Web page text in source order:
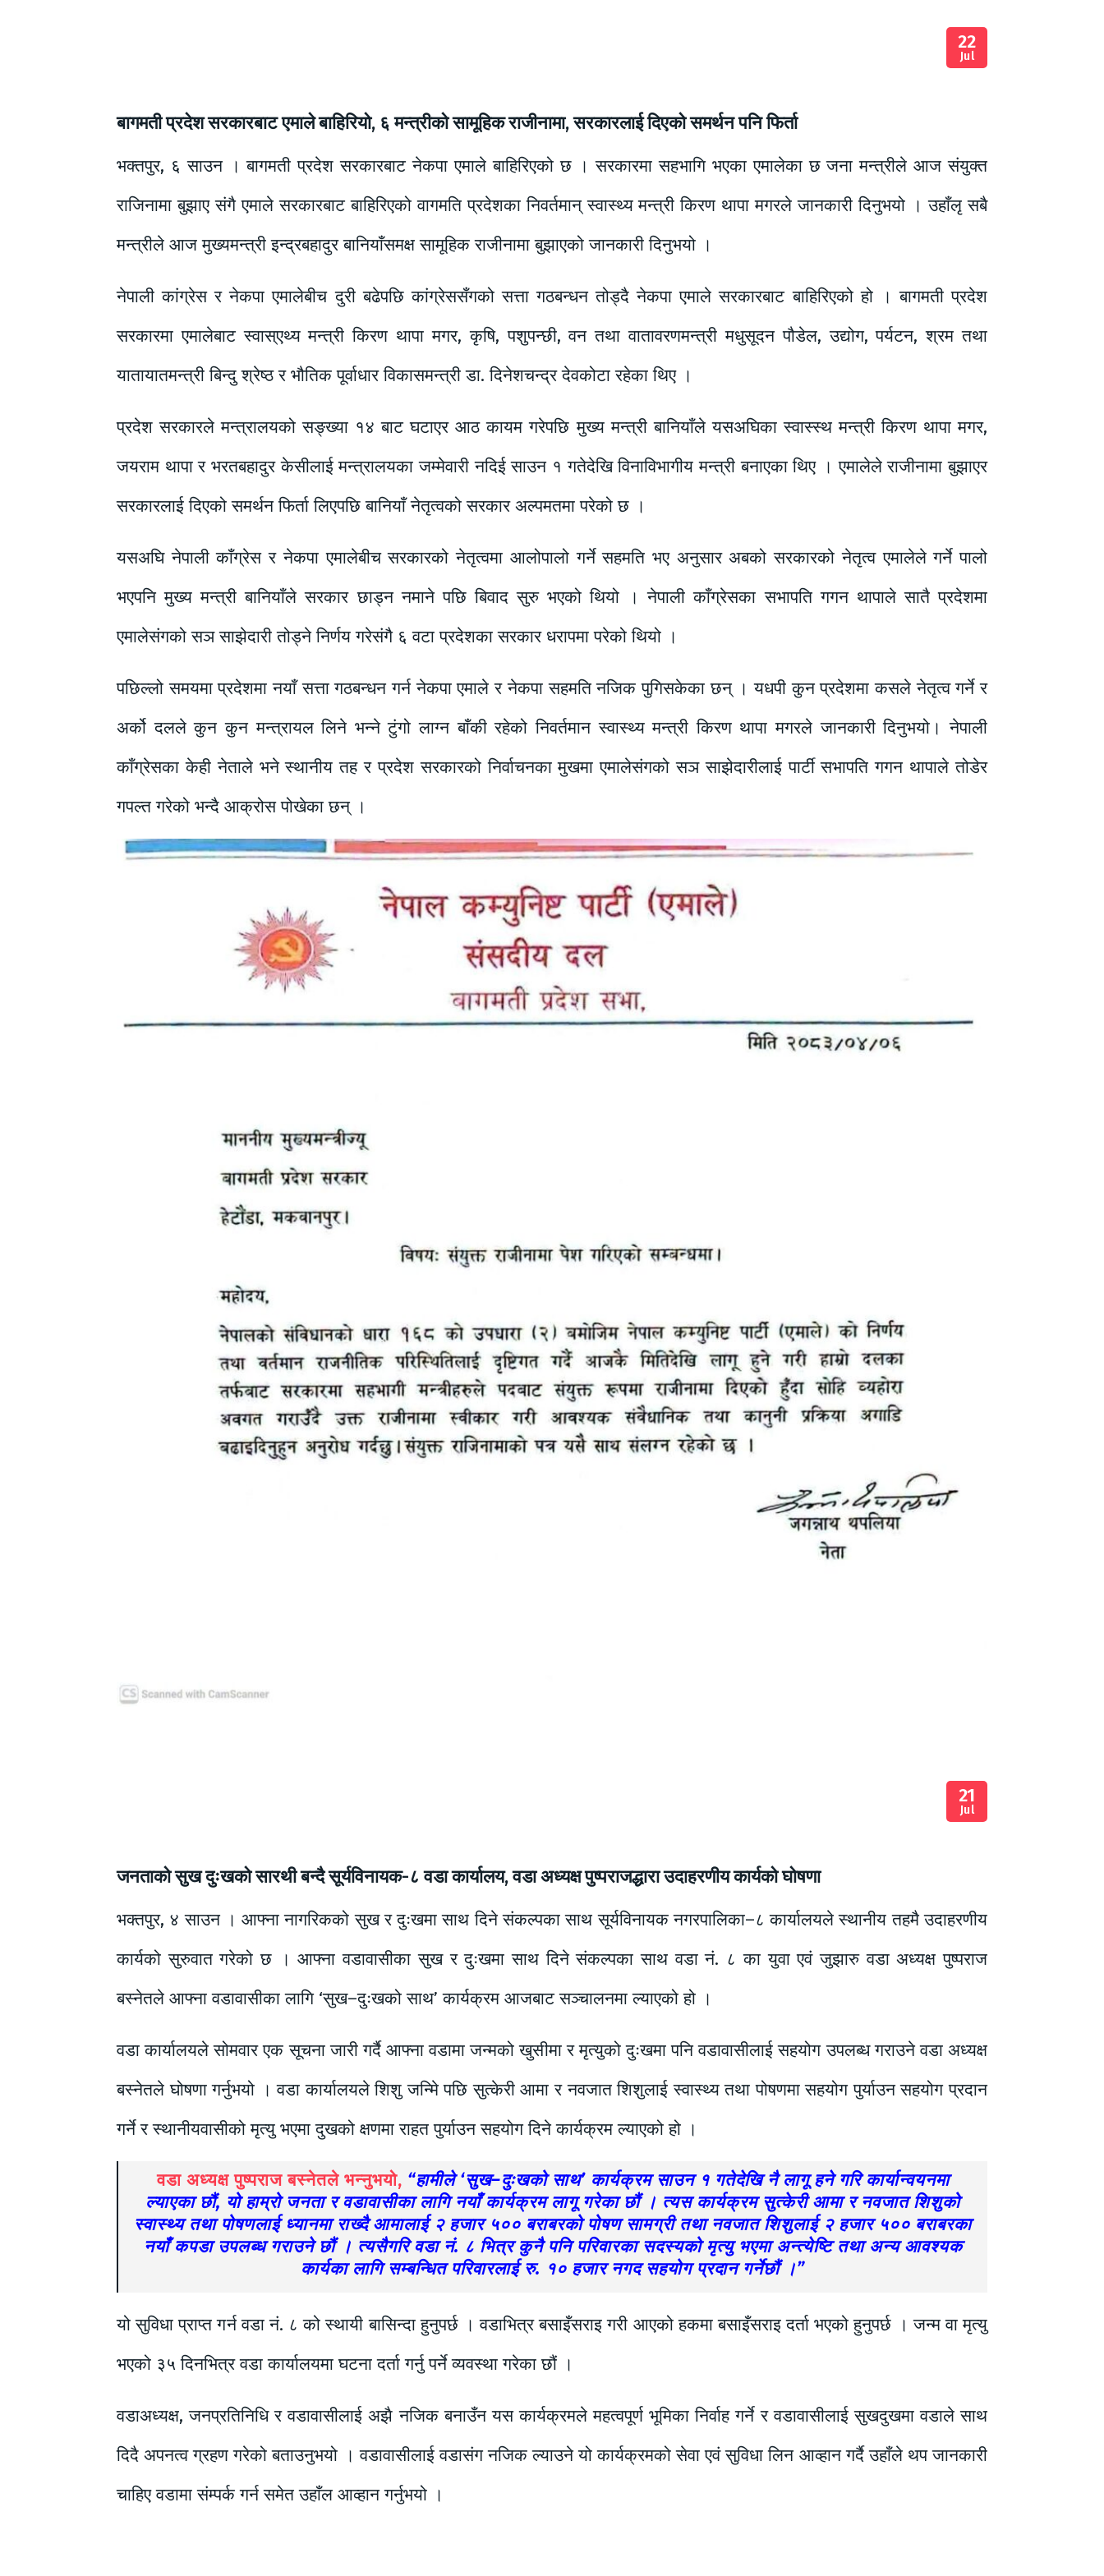
22
Jul
बागमती प्रदेश सरकारबाट एमाले बाहिरियो, ६ मन्त्रीको सामूहिक राजीनामा, सरकारलाई दिएको समर्थन पनि फिर्ता
भक्तपुर, ६ साउन । बागमती प्रदेश सरकारबाट नेकपा एमाले बाहिरिएको छ । सरकारमा सहभागि भएका एमालेका छ जना मन्त्रीले आज संयुक्त
राजिनामा बुझाए संगै एमाले सरकारबाट बाहिरिएको वागमति प्रदेशका निवर्तमान् स्वास्थ्य मन्त्री किरण थापा मगरले जानकारी दिनुभयो । उहाँलृ सबै
मन्त्रीले आज मुख्यमन्त्री इन्द्रबहादुर बानियाँसमक्ष सामूहिक राजीनामा बुझाएको जानकारी दिनुभयो ।
नेपाली कांग्रेस र नेकपा एमालेबीच दुरी बढेपछि कांग्रेससँगको सत्ता गठबन्धन तोड्दै नेकपा एमाले सरकारबाट बाहिरिएको हो । बागमती प्रदेश
सरकारमा एमालेबाट स्वास्एथ्य मन्त्री किरण थापा मगर, कृषि, पशुपन्छी, वन तथा वातावरणमन्त्री मधुसूदन पौडेल, उद्योग, पर्यटन, श्रम तथा
यातायातमन्त्री बिन्दु श्रेष्ठ र भौतिक पूर्वाधार विकासमन्त्री डा. दिनेशचन्द्र देवकोटा रहेका थिए ।
प्रदेश सरकारले मन्त्रालयको सङ्ख्या १४ बाट घटाएर आठ कायम गरेपछि मुख्य मन्त्री बानियाँले यसअघिका स्वास्स्थ मन्त्री किरण थापा मगर,
जयराम थापा र भरतबहादुर केसीलाई मन्त्रालयका जम्मेवारी नदिई साउन १ गतेदेखि विनाविभागीय मन्त्री बनाएका थिए । एमालेले राजीनामा बुझाएर
सरकारलाई दिएको समर्थन फिर्ता लिएपछि बानियाँ नेतृत्वको सरकार अल्पमतमा परेको छ ।
यसअघि नेपाली काँग्रेस र नेकपा एमालेबीच सरकारको नेतृत्वमा आलोपालो गर्ने सहमति भए अनुसार अबको सरकारको नेतृत्व एमालेले गर्ने पालो
भएपनि मुख्य मन्त्री बानियाँले सरकार छाड्न नमाने पछि बिवाद सुरु भएको थियो । नेपाली काँग्रेसका सभापति गगन थापाले सातै प्रदेशमा
एमालेसंगको सञ साझेदारी तोड्ने निर्णय गरेसंगै ६ वटा प्रदेशका सरकार धरापमा परेको थियो ।
पछिल्लो समयमा प्रदेशमा नयाँ सत्ता गठबन्धन गर्न नेकपा एमाले र नेकपा सहमति नजिक पुगिसकेका छन् । यधपी कुन प्रदेशमा कसले नेतृत्व गर्ने र
अर्को दलले कुन कुन मन्त्रायल लिने भन्ने टुंगो लाग्न बाँकी रहेको निवर्तमान स्वास्थ्य मन्त्री किरण थापा मगरले जानकारी दिनुभयो। नेपाली
काँग्रेसका केही नेताले भने स्थानीय तह र प्रदेश सरकारको निर्वाचनका मुखमा एमालेसंगको सञ साझेदारीलाई पार्टी सभापति गगन थापाले तोडेर
गपल्त गरेको भन्दै आक्रोस पोखेका छन् ।
21
Jul
जनताको सुख दुःखको सारथी बन्दै सूर्यविनायक-८ वडा कार्यालय, वडा अध्यक्ष पुष्पराजद्धारा उदाहरणीय कार्यको घोषणा
भक्तपुर, ४ साउन । आफ्ना नागरिकको सुख र दुःखमा साथ दिने संकल्पका साथ सूर्यविनायक नगरपालिका–८ कार्यालयले स्थानीय तहमै उदाहरणीय
कार्यको सुरुवात गरेको छ । आफ्ना वडावासीका सुख र दुःखमा साथ दिने संकल्पका साथ वडा नं. ८ का युवा एवं जुझारु वडा अध्यक्ष पुष्पराज
बस्नेतले आफ्ना वडावासीका लागि ‘सुख–दुःखको साथ’ कार्यक्रम आजबाट सञ्चालनमा ल्याएको हो ।
वडा कार्यालयले सोमवार एक सूचना जारी गर्दै आफ्ना वडामा जन्मको खुसीमा र मृत्युको दुःखमा पनि वडावासीलाई सहयोग उपलब्ध गराउने वडा अध्यक्ष
बस्नेतले घोषणा गर्नुभयो । वडा कार्यालयले शिशु जन्मिे पछि सुत्केरी आमा र नवजात शिशुलाई स्वास्थ्य तथा पोषणमा सहयोग पुर्याउन सहयोग प्रदान
गर्ने र स्थानीयवासीको मृत्यु भएमा दुखको क्षणमा राहत पुर्याउन सहयोग दिने कार्यक्रम ल्याएको हो ।
वडा अध्यक्ष पुष्पराज बस्नेतले भन्नुभयो, “हामीले ‘सुख–दुःखको साथ’ कार्यक्रम साउन १ गतेदेखि नै लागू हने गरि कार्यान्वयनमा
ल्याएका छौं, यो हाम्रो जनता र वडावासीका लागि नयाँ कार्यक्रम लागू गरेका छौं । त्यस कार्यक्रम सुत्केरी आमा र नवजात शिशुको
स्वास्थ्य तथा पोषणलाई ध्यानमा राख्दै आमालाई २ हजार ५०० बराबरको पोषण सामग्री तथा नवजात शिशुलाई २ हजार ५०० बराबरका
नयाँ कपडा उपलब्ध गराउने छौं । त्यसैगरि वडा नं. ८ भित्र कुनै पनि परिवारका सदस्यको मृत्यु भएमा अन्त्येष्टि तथा अन्य आवश्यक
कार्यका लागि सम्बन्धित परिवारलाई रु. १० हजार नगद सहयोग प्रदान गर्नेछौं ।”
यो सुविधा प्राप्त गर्न वडा नं. ८ को स्थायी बासिन्दा हुनुपर्छ । वडाभित्र बसाइँसराइ गरी आएको हकमा बसाइँसराइ दर्ता भएको हुनुपर्छ । जन्म वा मृत्यु
भएको ३५ दिनभित्र वडा कार्यालयमा घटना दर्ता गर्नु पर्ने व्यवस्था गरेका छौं ।
वडाअध्यक्ष, जनप्रतिनिधि र वडावासीलाई अझै नजिक बनाउँन यस कार्यक्रमले महत्वपूर्ण भूमिका निर्वाह गर्ने र वडावासीलाई सुखदुखमा वडाले साथ
दिदै अपनत्व ग्रहण गरेको बताउनुभयो । वडावासीलाई वडासंग नजिक ल्याउने यो कार्यक्रमको सेवा एवं सुविधा लिन आव्हान गर्दै उहाँले थप जानकारी
चाहिए वडामा संम्पर्क गर्न समेत उहाँल आव्हान गर्नुभयो ।